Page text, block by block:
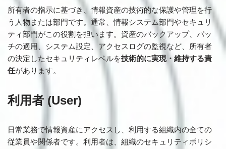
所有者の指示に基づき、情報資産の技術的な保護や管理を行
う人物または部門です。通常、情報システム部門やセキュリ
ティ部門がこの役割を担います。資産のバックアップ、パッ
チの適用、システム設定、アクセスログの監視など、所有者
の決定したセキュリティレベルを技術的に実現・維持する責
任があります。
利用者 (User)
日常業務で情報資産にアクセスし、利用する組織内の全ての
従業員や関係者です。利用者は、組織のセキュリティポリシ